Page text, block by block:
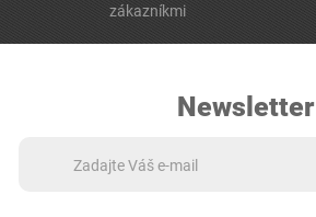
zákazníkmi
Newsletter